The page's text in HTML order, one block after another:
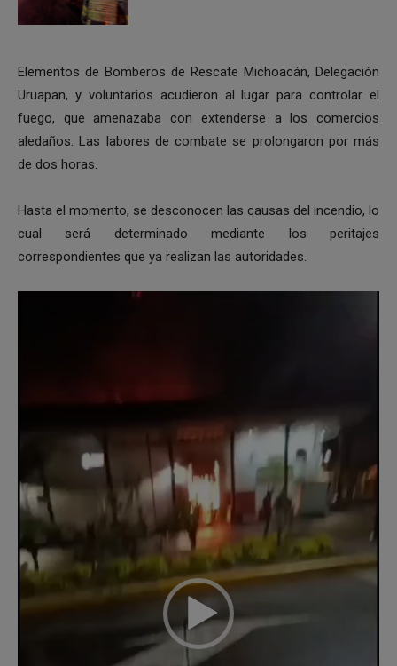
Elementos de Bomberos de Rescate Michoacán, Delegación
Uruapan, y voluntarios acudieron al lugar para controlar el
fuego, que amenazaba con extenderse a los comercios
aledaños. Las labores de combate se prolongaron por más
de dos horas.
Hasta el momento, se desconocen las causas del incendio, lo
cual será determinado mediante los peritajes
correspondientes que ya realizan las autoridades.